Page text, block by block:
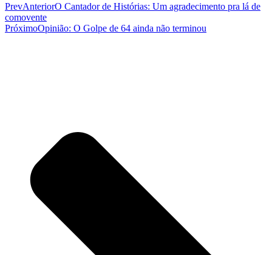
PrevAnteriorO Cantador de Histórias: Um agradecimento pra lá de
comovente
PróximoOpinião: O Golpe de 64 ainda não terminou